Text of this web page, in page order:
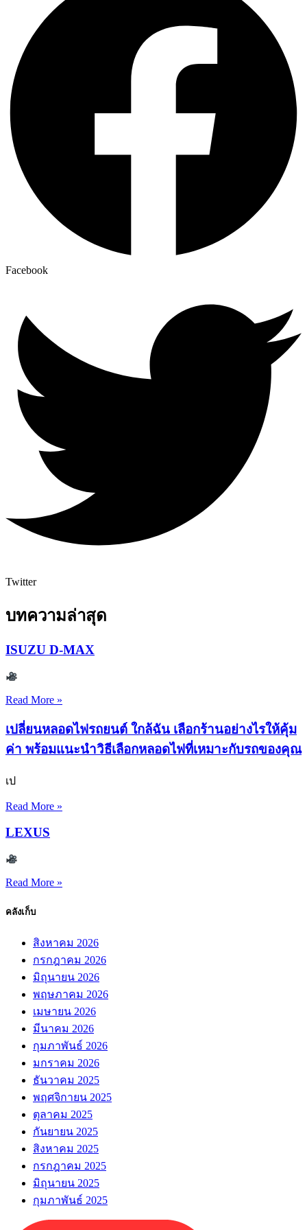
Facebook
Twitter
บทความล่าสุด
ISUZU D-MAX
Read More »
เปลี่ยนหลอดไฟรถยนต์ ใกล้ฉัน เลือกร้านอย่างไรให้คุ้ม
ค่า พร้อมแนะนำวิธีเลือกหลอดไฟที่เหมาะกับรถของคุณ
เป
Read More »
LEXUS
Read More »
คลังเก็บ
สิงหาคม 2026
กรกฎาคม 2026
มิถุนายน 2026
พฤษภาคม 2026
เมษายน 2026
มีนาคม 2026
กุมภาพันธ์ 2026
มกราคม 2026
ธันวาคม 2025
พฤศจิกายน 2025
ตุลาคม 2025
กันยายน 2025
สิงหาคม 2025
กรกฎาคม 2025
มิถุนายน 2025
กุมภาพันธ์ 2025